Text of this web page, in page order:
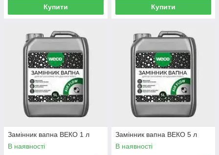
Купити Купити
Замінник вапна ВЕКО 1 л
В наявності
Замінник вапна ВЕКО 5 л
В наявності